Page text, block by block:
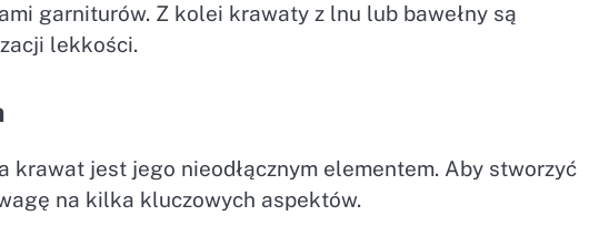
garniturów. Z kolei krawaty z lnu lub bawełny są
lekkości.
jest jego nieodłącznym elementem. Aby stworzyć
na kilka kluczowych aspektów.